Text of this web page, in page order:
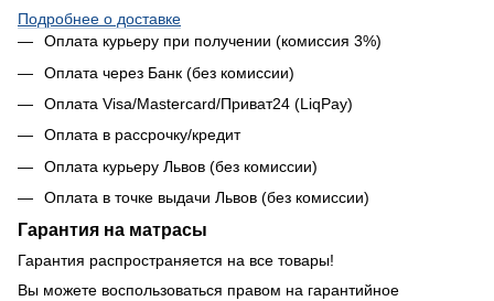
Подробнее о доставке
Оплата курьеру при получении (комиссия 3%)
Оплата через Банк (без комиссии)
Оплата Visa/Mastercard/Приват24 (LiqPay)
Оплата в рассрочку/кредит
Оплата курьеру Львов (без комиссии)
Оплата в точке выдачи Львов (без комиссии)
Гарантия на матрасы
Гарантия распространяется на все товары!
Вы можете воспользоваться правом на гарантийное